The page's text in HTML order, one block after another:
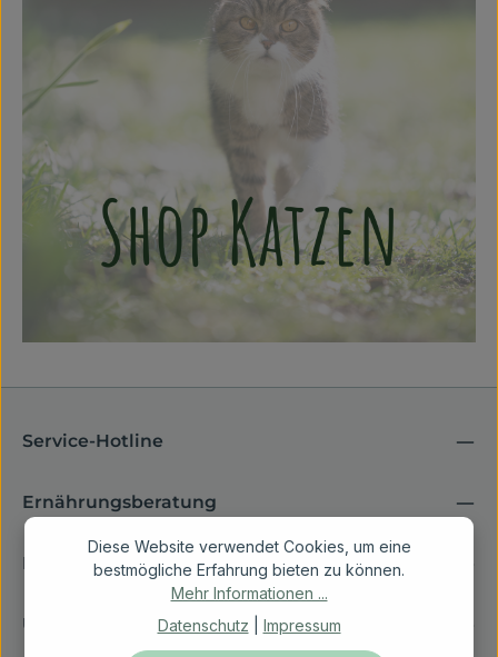
Service-Hotline
Ernährungsberatung
Rechtliches
Über Vetfoodcoach
Diese Website verwendet Cookies, um eine
bestmögliche Erfahrung bieten zu können.
Mehr Informationen ...
Datenschutz
Impressum